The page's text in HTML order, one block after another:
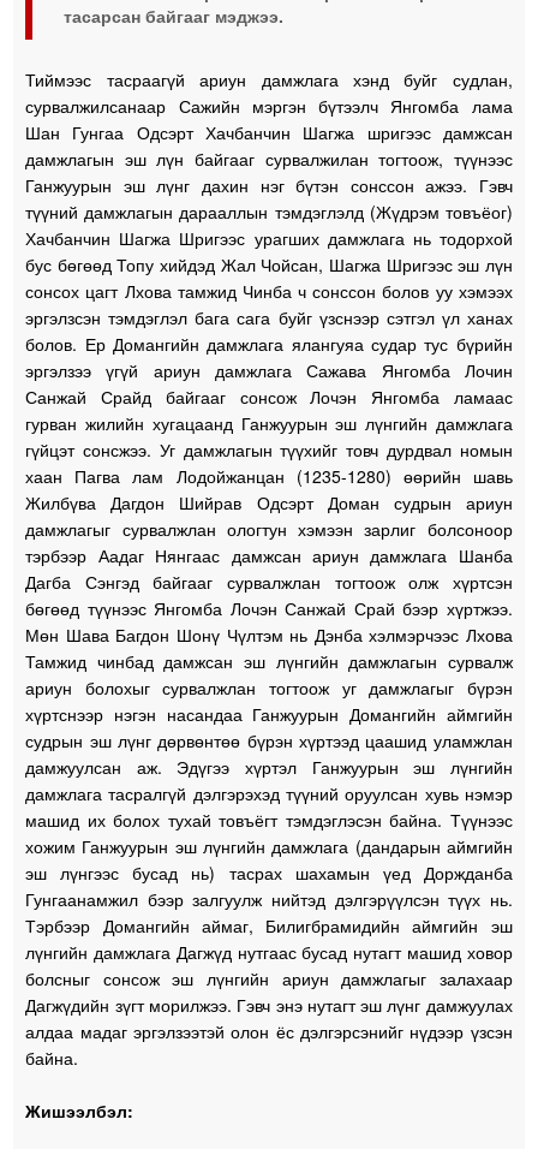
тасарсан байгааг мэджээ.
Тиймээс тасраагүй ариун дамжлага хэнд буйг судлан,
сурвалжилсанаар Сажийн мэргэн бүтээлч Янгомба лама
Шан Гунгаа Одсэрт Хачбанчин Шагжа шригээс дамжсан
дамжлагын эш лүн байгааг сурвалжилан тогтоож, түүнээс
Ганжуурын эш лүнг дахин нэг бүтэн сонссон ажээ. Гэвч
түүний дамжлагын дарааллын тэмдэглэлд (Жүдрэм товъёог)
Хачбанчин Шагжа Шригээс урагших дамжлага нь тодорхой
бус бөгөөд Топу хийдэд Жал Чойсан, Шагжа Шригээс эш лүн
сонсох цагт Лхова тамжид Чинба ч сонссон болов уу хэмээх
эргэлзсэн тэмдэглэл бага сага буйг үзснээр сэтгэл үл ханах
болов. Ер Домангийн дамжлага ялангуяа судар тус бүрийн
эргэлзээ үгүй ариун дамжлага Сажава Янгомба Лочин
Санжай Срайд байгааг сонсож Лочэн Янгомба ламаас
гурван жилийн хугацаанд Ганжуурын эш лүнгийн дамжлага
гүйцэт сонсжээ. Уг дамжлагын түүхийг товч дурдвал номын
хаан Пагва лам Лодойжанцан (1235-1280) өөрийн шавь
Жилбүва Дагдон Шийрав Одсэрт Доман судрын ариун
дамжлагыг сурвалжлан ологтун хэмээн зарлиг болсоноор
тэрбээр Аадаг Нянгаас дамжсан ариун дамжлага Шанба
Дагба Сэнгэд байгааг сурвалжлан тогтоож олж хүртсэн
бөгөөд түүнээс Янгомба Лочэн Санжай Срай бээр хүртжээ.
Мөн Шава Багдон Шонү Чүлтэм нь Дэнба хэлмэрчээс Лхова
Тамжид чинбад дамжсан эш лүнгийн дамжлагын сурвалж
ариун болохыг сурвалжлан тогтоож уг дамжлагыг бүрэн
хүртснээр нэгэн насандаа Ганжуурын Домангийн аймгийн
судрын эш лүнг дөрвөнтөө бүрэн хүртээд цаашид уламжлан
дамжуулсан аж. Эдүгээ хүртэл Ганжуурын эш лүнгийн
дамжлага тасралгүй дэлгэрэхэд түүний оруулсан хувь нэмэр
машид их болох тухай товъёгт тэмдэглэсэн байна. Түүнээс
хожим Ганжуурын эш лүнгийн дамжлага (дандарын аймгийн
эш лүнгээс бусад нь) тасрах шахамын үед Доржданба
Гунгаанамжил бээр залгуулж нийтэд дэлгэрүүлсэн түүх нь.
Тэрбээр Домангийн аймаг, Билигбрамидийн аймгийн эш
лүнгийн дамжлага Дагжүд нутгаас бусад нутагт машид ховор
болсныг сонсож эш лүнгийн ариун дамжлагыг залахаар
Дагжүдийн зүгт морилжээ. Гэвч энэ нутагт эш лүнг дамжуулах
алдаа мадаг эргэлзээтэй олон ёс дэлгэрсэнийг нүдээр үзсэн
байна.
Жишээлбэл: